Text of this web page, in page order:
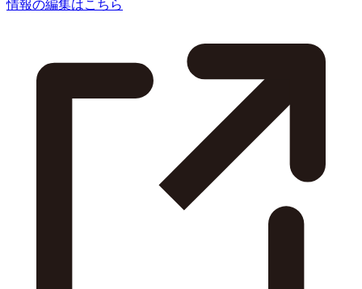
情報の編集はこちら